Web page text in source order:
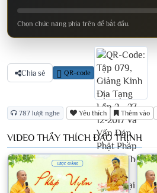
Chọn chức năng phía trên để bắt đầu.
Chia sẻ QR-code
787 lượt nghe Yêu thích Thêm vào
VIDEO THẦY THÍCH ĐẠO THỊNH